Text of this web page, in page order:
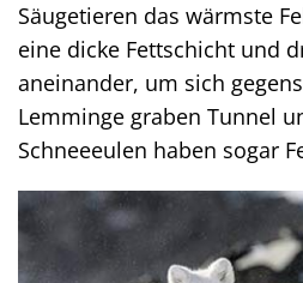
Säugetieren das wärmste
eine dicke Fettschicht und
aneinander, um sich
Lemminge graben Tunnel
Schneeeulen haben sogar